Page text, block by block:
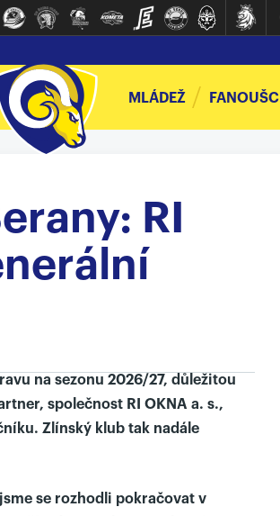
MLÁDEŽ FANOUŠCI
RI
na sezonu 2026/27, důležitou
společnost RI OKNA a. s.,
Zlínský klub tak nadále
se rozhodli pokračovat v